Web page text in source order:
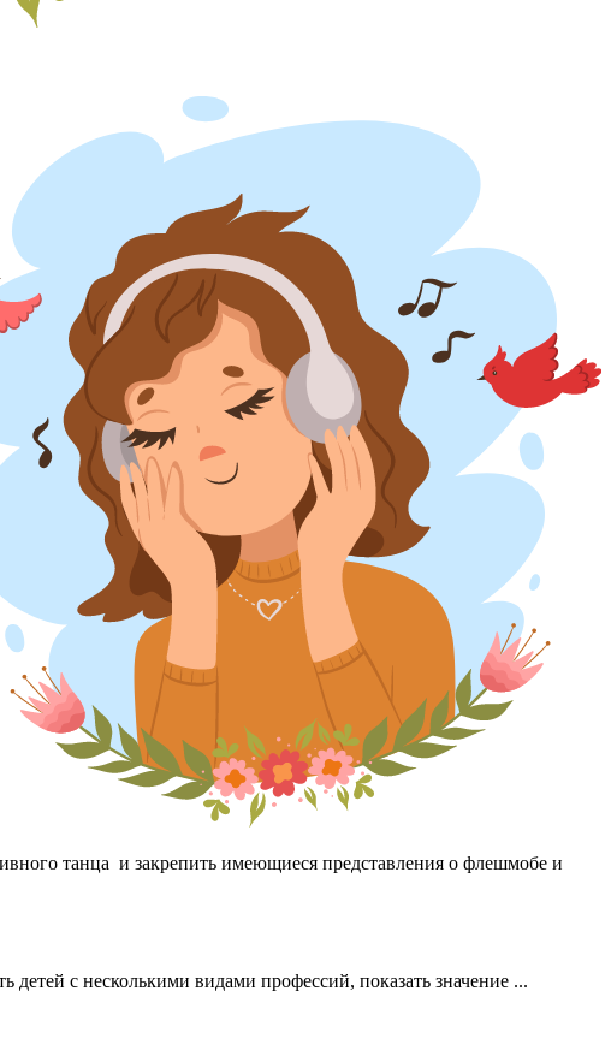
танца и закрепить имеющиеся представления о флешмобе и
с несколькими видами профессий, показать значение ...